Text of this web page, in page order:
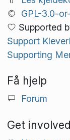
GPL-3.0-
Supported
Support
Supporting
Få hjelp
Forum
Get involved